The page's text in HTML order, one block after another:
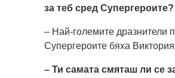
за теб сред Супергероите?
– Най-големите дразнители
Супергероите бяха
– Ти самата смяташ ли се